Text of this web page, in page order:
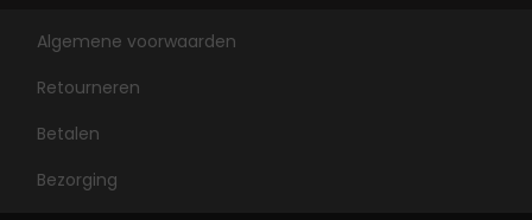
Algemene voorwaarden
Retourneren
Betalen
Bezorging